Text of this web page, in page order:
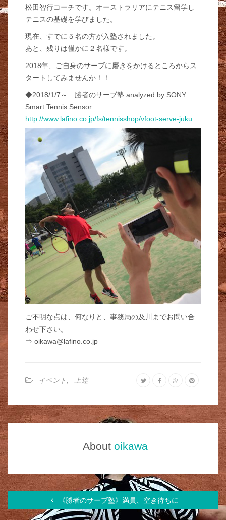
松田智行コーチです。オーストラリアにテニス留学し
テニスの基礎を学びました。
現在、すでに５名の方が入塾されました。
あと、残りは僅かに２名様です。
2018年、ご自身のサーブに磨きをかけるところからス
タートしてみませんか！！
◆2018/1/7～ 勝者のサーブ塾 analyzed by SONY
Smart Tennis Sensor
http://www.lafino.co.jp/fs/tennisshop/vfoot-serve-juku
ご不明な点は、何なりと、事務局の及川までお問い合
わせ下さい。
⇒ oikawa@lafino.co.jp
イベント 上達
About oikawa
《勝者のサーブ塾》満員、空き待ちに